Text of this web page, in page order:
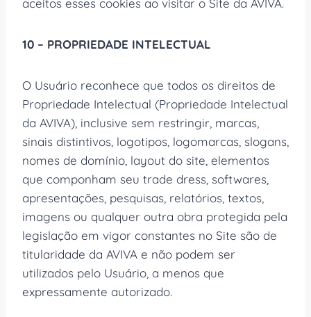
10 – PROPRIEDADE INTELECTUAL
O Usuário reconhece que todos os direitos de
Propriedade Intelectual (Propriedade Intelectual
da AVIVA), inclusive sem restringir, marcas,
sinais distintivos, logotipos, logomarcas, slogans,
nomes de domínio, layout do site, elementos
que componham seu trade dress, softwares,
apresentações, pesquisas, relatórios, textos,
imagens ou qualquer outra obra protegida pela
legislação em vigor constantes no Site são de
titularidade da AVIVA e não podem ser
utilizados pelo Usuário, a menos que
expressamente autorizado.